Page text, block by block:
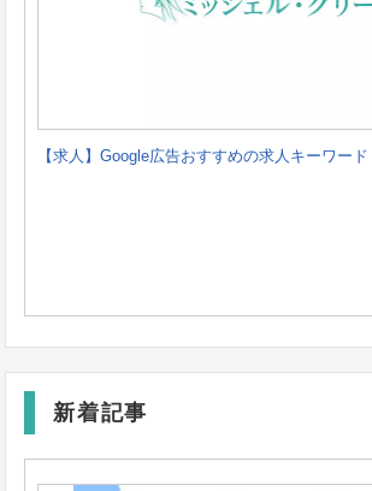
【求人】Google広告おすすめの求人キーワード
新着記事